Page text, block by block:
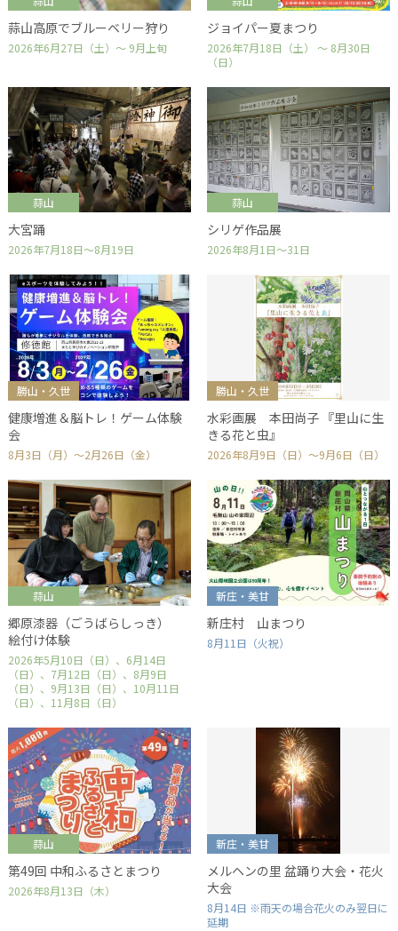
蒜山高原でブルーベリー狩り
2026年6月27日（土）～ 9月上旬
ジョイパー夏まつり
2026年7月18日（土） ～ 8月30日
（日）
蒜山
大宮踊
2026年7月18日～8月19日
蒜山
シリゲ作品展
2026年8月1日～31日
勝山・久世
健康増進＆脳トレ！ゲーム体験
会
8月3日（月）～2月26日（金）
勝山・久世
水彩画展 本田尚子 『里山に生
きる花と虫』
2026年8月9日（日）～9月6日（日）
蒜山
郷原漆器（ごうばらしっき）
絵付け体験
2026年5月10日（日）、6月14日
（日）、7月12日（日）、8月9日
（日）、9月13日（日）、10月11日
（日）、11月8日（日）
新庄・美甘
新庄村 山まつり
8月11日（火祝）
蒜山
第49回 中和ふるさとまつり
2026年8月13日（木）
新庄・美甘
メルヘンの里 盆踊り大会・花火
大会
8月14日 ※雨天の場合花火のみ翌日に
延期